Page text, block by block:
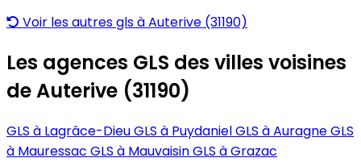
Voir les autres gls à Auterive (31190)
Les agences GLS des villes voisines
de Auterive (31190)
GLS à Lagrâce-DieuGLS à PuydanielGLS à AuragneGLS
à Mauressac GLS à MauvaisinGLS à Grazac